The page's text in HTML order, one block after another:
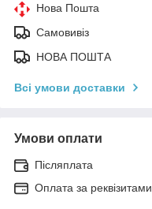
Нова Пошта
Самовивіз
НОВА ПОШТА
Всі умови доставки
Умови оплати
Післяплата
Оплата за реквізитами